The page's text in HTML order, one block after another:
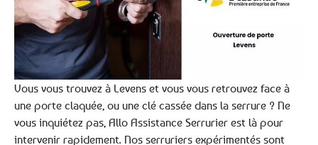
Vous vous trouvez à Levens et vous vous retrouvez face à
une porte claquée, ou une clé cassée dans la serrure ? Ne
vous inquiétez pas, Allo Assistance Serrurier est là pour
intervenir rapidement. Nos serruriers expérimentés sont